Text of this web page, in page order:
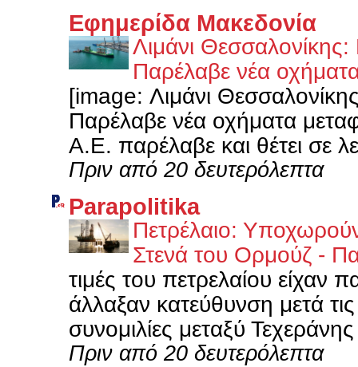
Εφημερίδα Μακεδονία
Λιμάνι
Παρέλαβε νέα
[image: Λιμάνι
Παρέλαβε νέα οχήματα
Α.Ε. παρέλαβε και θέτει σε
Πριν από 20 δευτερόλεπτα
Parapolitika
Πετρέλαιο: Υποχωρούν
Στενά του Ορμούζ -
τιμές του πετρελαίου
άλλαξαν κατεύθυνση μετά
συνομιλίες μεταξύ
Πριν από 20 δευτερόλεπτα